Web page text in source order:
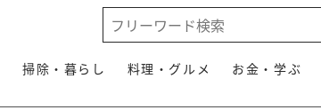
掃除・暮らし 料理・グルメ お金・学ぶ